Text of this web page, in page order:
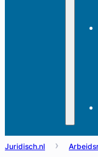
Juridisch.nl